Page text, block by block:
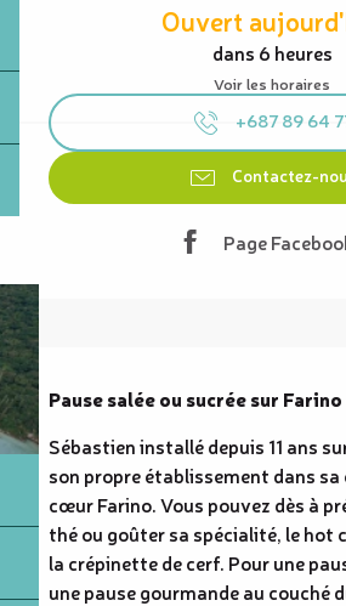
Ouvert
dans 6 heures
Voir les horaires
+687 89 64
Contactez-
Page
Description
Pause salée ou sucrée sur
Sébastien installé depuis 11 ans
son propre établissement dans sa
cœur Farino. Vous pouvez dès à
thé ou goûter sa spécialité, le hot
la crépinette de cerf. Pour une
une pause gourmande au couché